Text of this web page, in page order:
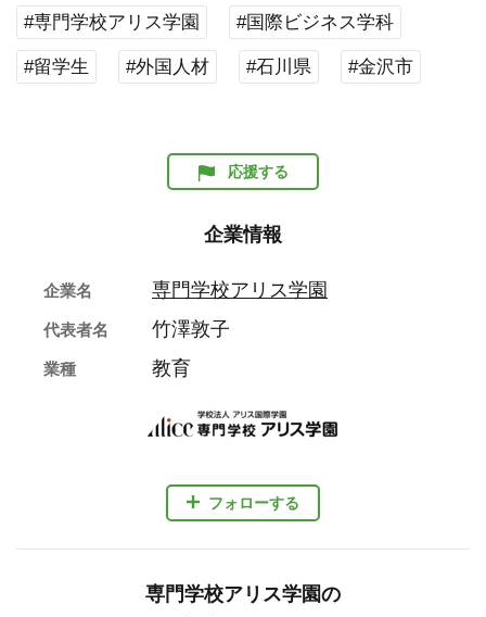
#専門学校アリス学園 #国際ビジネス学科
#留学生 #外国人材 #石川県 #金沢市
応援する
企業情報
フォローする
企業名 専門学校アリス学園
代表者名 竹澤敦子
業種 教育
専門学校アリス学園の